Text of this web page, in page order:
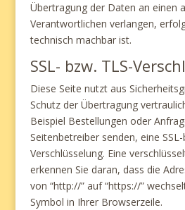
Übertragung der Daten an einen
Verantwortlichen verlangen,
technisch machbar ist.
SSL- bzw. TLS-
Diese Seite nutzt aus
Schutz der Übertragung
Beispiel Bestellungen oder
Seitenbetreiber senden, eine SSL-
Verschlüsselung. Eine
erkennen Sie daran, dass die
von “http://” auf “https://”
Symbol in Ihrer Browserzeile.